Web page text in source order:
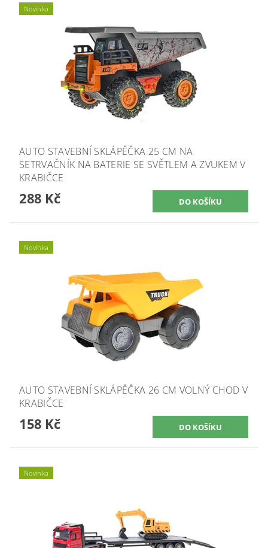
Novinka
AUTO STAVEBNÍ SKLÁPĚČKA 25 CM NA
SETRVAČNÍK NA BATERIE SE SVĚTLEM A ZVUKEM V
KRABIČCE
288 Kč
Novinka
AUTO STAVEBNÍ SKLÁPĚČKA 26 CM VOLNÝ CHOD V
KRABIČCE
158 Kč
Novinka